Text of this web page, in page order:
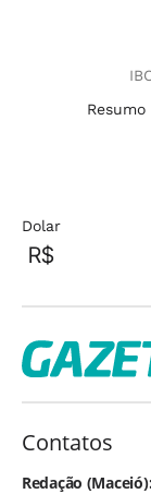
Dolar
R$
Contatos
Redação